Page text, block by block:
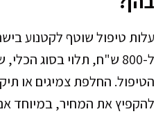
ל-800 ש"ח, תלוי בסוג
הטיפול. החלפת צמיגים או
להקפיץ את המחיר, במיוחד